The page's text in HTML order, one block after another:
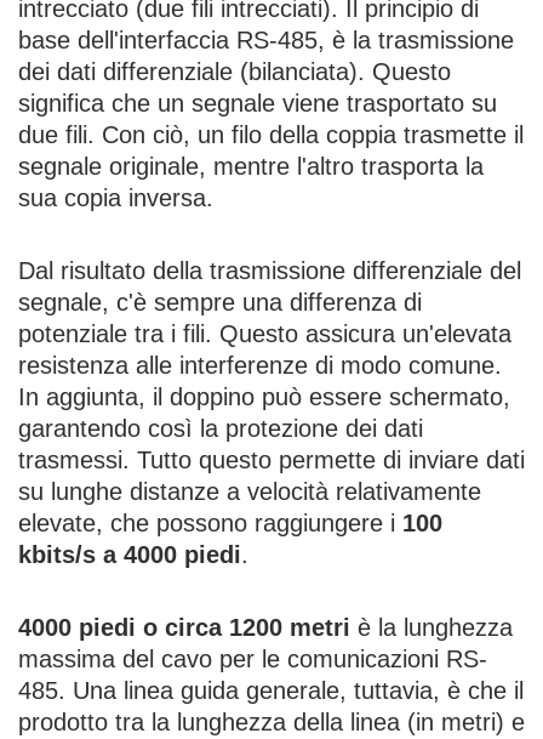
intrecciato (due fili intrecciati). Il principio di
base dell'interfaccia RS-485, è la trasmissione
dei dati differenziale (bilanciata). Questo
significa che un segnale viene trasportato su
due fili. Con ciò, un filo della coppia trasmette il
segnale originale, mentre l'altro trasporta la
sua copia inversa.
Dal risultato della trasmissione differenziale del
segnale, c'è sempre una differenza di
potenziale tra i fili. Questo assicura un'elevata
resistenza alle interferenze di modo comune.
In aggiunta, il doppino può essere schermato,
garantendo così la protezione dei dati
trasmessi. Tutto questo permette di inviare dati
su lunghe distanze a velocità relativamente
elevate, che possono raggiungere i 100
kbits/s a 4000 piedi.
4000 piedi o circa 1200 metri è la lunghezza
massima del cavo per le comunicazioni RS-
485. Una linea guida generale, tuttavia, è che il
prodotto tra la lunghezza della linea (in metri) e